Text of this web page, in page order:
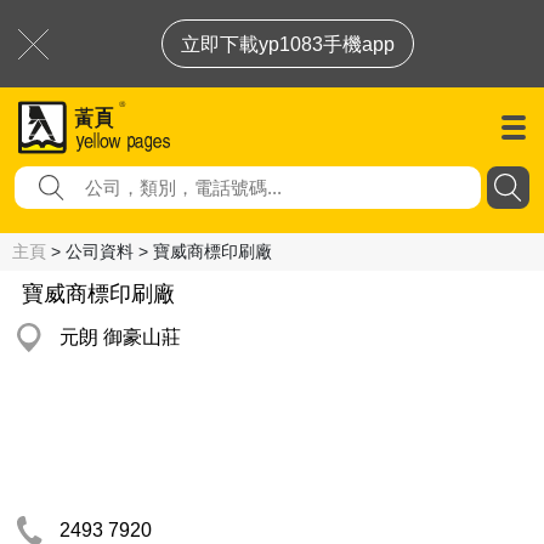
立即下載yp1083手機app
主頁 > 公司資料 > 寶威商標印刷廠
寶威商標印刷廠
元朗 御豪山莊
2493 7920